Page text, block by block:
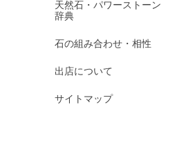
天然石・パワーストーン
辞典
石の組み合わせ・相性
出店について
サイトマップ